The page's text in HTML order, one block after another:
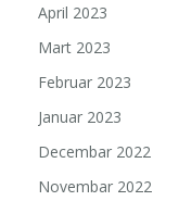
April 2023
Mart 2023
Februar 2023
Januar 2023
Decembar 2022
Novembar 2022